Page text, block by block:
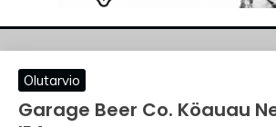
Olutarvio
Garage Beer Co. Köauau